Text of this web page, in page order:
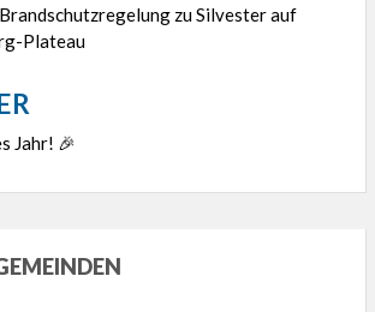
zu Silvester auf
Plateau
Jahr! 🎉